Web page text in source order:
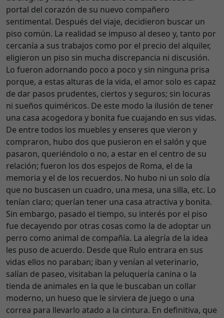
portal del corazón de su nuevo compañero
sentimental. Después del viaje, decidieron buscar un
piso común. La realidad se impuso al deseo y, tanto por
cercanía a sus trabajos como por el precio del alquiler,
eligieron un piso sin mucha discrepancia ni discusión.
Lo fueron adornando poco a poco y sin ninguna prisa
porque, a estas alturas de la vida, el amor solo es capaz
de dar pasos prudentes, ciertos y seguros; sin locuras
ni sueños quiméricos. De este modo la ilusión de tener
una casa acogedora y bonita fue cuajando en sus vidas.
De entre todos los muebles y enseres que vieron y
compraron, hubo dos que pusieron en el salón y que
pasaron, queriéndolo o no, a estar en el centro de su
relación; fueron los dos espejos de Roma, el de la
memoria y el de los recuerdos. No hubo ni un solo día
que no buscasen un cuadro, una mesa, una silla, etc. Lo
tenían claro; querían tener una casa atractiva y bonita.
Sin embargo, pasado el tiempo, su interés por el piso
fue decayendo por otras cosas como la de adoptar un
perro como animal de compañía. La alegría de la idea
les puso de acuerdo. Desde que Rulo entrara en sus
vidas ellos no paraban; iban y venían al veterinario,
salían de paseo, visitaban la peluquería canina o la
tienda de animales en la que le buscaban un collar
moderno, un hueso que le sirviera de juego o una
correa para llevarlo atado a la cintura. En definitiva, que